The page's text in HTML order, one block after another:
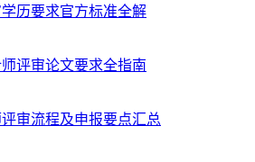
历要求官方标准全解
评审论文要求全指南
审流程及申报要点汇总